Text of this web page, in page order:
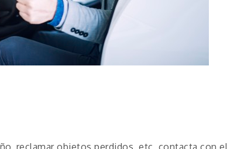
reclamar objetos perdidos, etc, contacta con el